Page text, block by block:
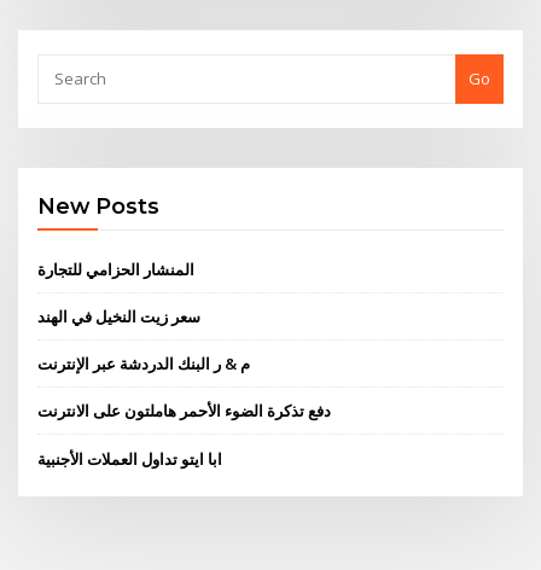
Go
New Posts
المنشار الحزامي للتجارة
سعر زيت النخيل في الهند
م & ر البنك الدردشة عبر الإنترنت
دفع تذكرة الضوء الأحمر هاملتون على الانترنت
ابا ايتو تداول العملات الأجنبية